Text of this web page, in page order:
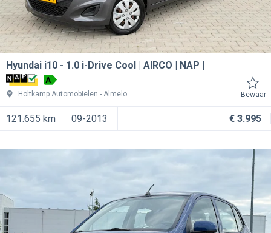
Hyundai i10 1.0 i-Drive Cool | AIRCO | NAP |
A
Holtkamp Automobielen
Almelo Bewaar
121.655 km 09-2013 € 3.995